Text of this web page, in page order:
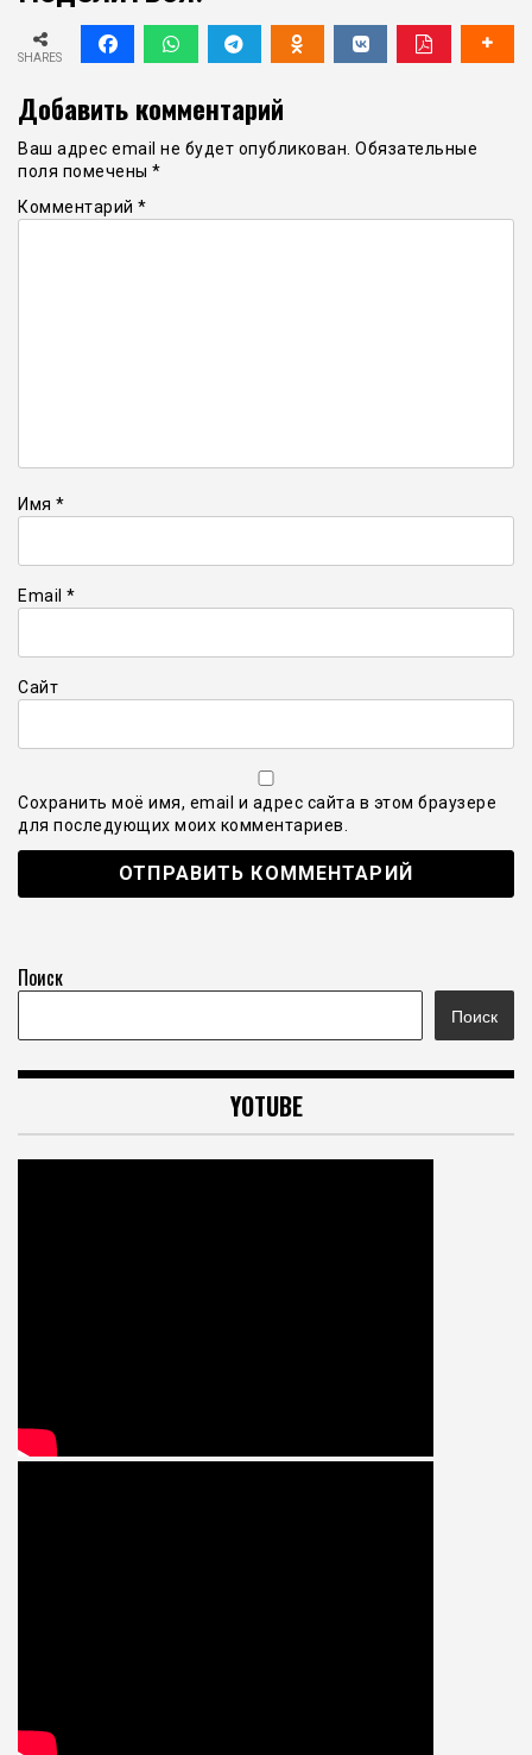
SHARES
Добавить комментарий
Ваш адрес email не будет опубликован. Обязательные
поля помечены *
Комментарий *
Имя *
Email *
Сайт
Сохранить моё имя, email и адрес сайта в этом браузере
для последующих моих комментариев.
Поиск
Поиск
YOTUBE